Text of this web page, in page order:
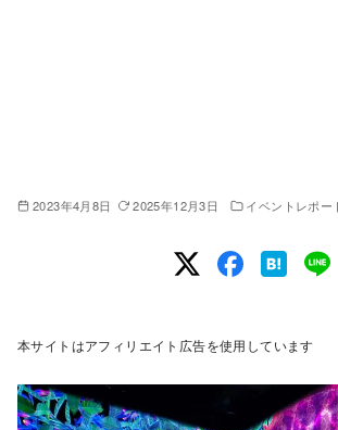
2023年4月8日 2025年12月3日 イベントレポー
本サイトはアフィリエイト広告を使用しています